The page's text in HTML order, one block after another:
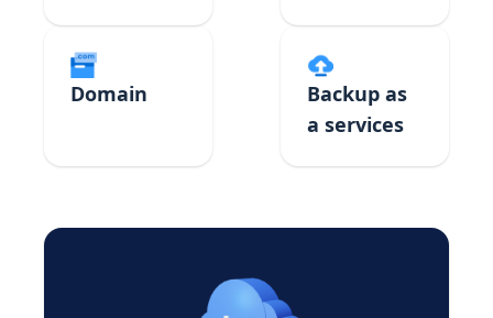
Domain
Backup as
a services